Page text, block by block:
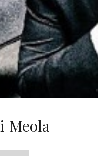
Meola